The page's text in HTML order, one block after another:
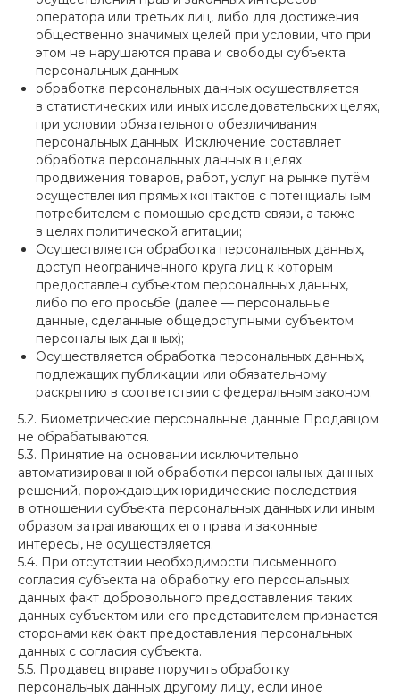
оператора или третьих лиц, либо для достижения
общественно значимых целей при условии, что при
этом не нарушаются права и свободы субъекта
персональных данных;
обработка персональных данных осуществляется
в статистических или иных исследовательских целях,
при условии обязательного обезличивания
персональных данных. Исключение составляет
обработка персональных данных в целях
продвижения товаров, работ, услуг на рынке путём
осуществления прямых контактов с потенциальным
потребителем с помощью средств связи, а также
в целях политической агитации;
Осуществляется обработка персональных данных,
доступ неограниченного круга лиц к которым
предоставлен субъектом персональных данных,
либо по его просьбе (далее — персональные
данные, сделанные общедоступными субъектом
персональных данных);
Осуществляется обработка персональных данных,
подлежащих публикации или обязательному
раскрытию в соответствии с федеральным законом.
5.2. Биометрические персональные данные Продавцом
не обрабатываются.
5.3. Принятие на основании исключительно
автоматизированной обработки персональных данных
решений, порождающих юридические последствия
в отношении субъекта персональных данных или иным
образом затрагивающих его права и законные
интересы, не осуществляется.
5.4. При отсутствии необходимости письменного
согласия субъекта на обработку его персональных
данных факт добровольного предоставления таких
данных субъектом или его представителем признается
сторонами как факт предоставления персональных
данных с согласия субъекта.
5.5. Продавец вправе поручить обработку
персональных данных другому лицу, если иное